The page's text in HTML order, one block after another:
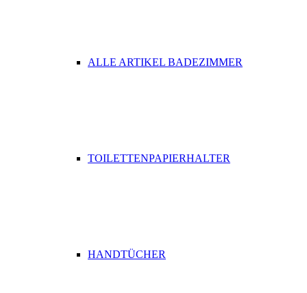
ALLE ARTIKEL BADEZIMMER
TOILETTENPAPIERHALTER
HANDTÜCHER